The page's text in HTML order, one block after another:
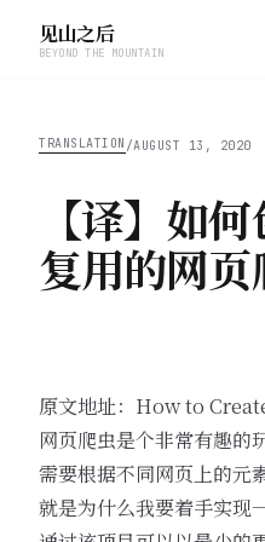
见山之后
BEYOND THE MOUNTAIN
TRANSLATION /AUGUST 13, 2020
【译】如
复用的网页
原文地址： How to
网页爬虫是个非常有趣的
需要根据不同网页上的元
就是为什么我要着手实